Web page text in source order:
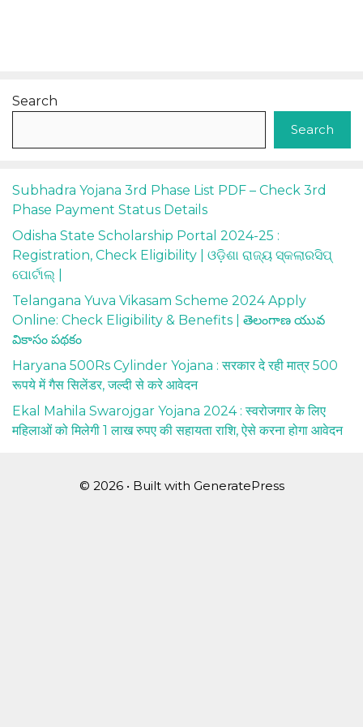
Search
Search
Subhadra Yojana 3rd Phase List PDF – Check 3rd
Phase Payment Status Details
Odisha State Scholarship Portal 2024-25 :
Registration, Check Eligibility | ଓଡ଼ିଶା ରାଜ୍ୟ ସ୍କଲାରସିପ୍
ପୋର୍ଟାଲ୍ |
Telangana Yuva Vikasam Scheme 2024 Apply
Online: Check Eligibility & Benefits | తెలంగాణ యువ
వికాసం పథకం
Haryana 500Rs Cylinder Yojana : सरकार दे रही मात्र 500
रूपये में गैस सिलेंडर, जल्दी से करे आवेदन
Ekal Mahila Swarojgar Yojana 2024 : स्वरोजगार के लिए
महिलाओं को मिलेगी 1 लाख रुपए की सहायता राशि, ऐसे करना होगा आवेदन
© 2026 • Built with GeneratePress